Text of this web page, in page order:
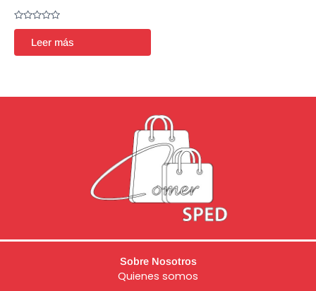
Valorado
de
Leer más
Sobre Nosotros
Quienes somos